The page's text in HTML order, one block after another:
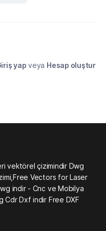
yap veya Hesap oluştur
vektörel çizimindir Dwg
Vectors for Laser
indir - Cnc ve Mobilya
Cdr Dxf indir Free DXF